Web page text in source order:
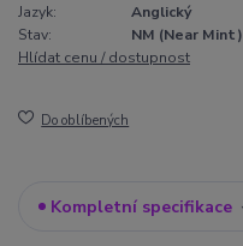
Jazyk:
Anglický
Stav:
NM (Near Mint)
Hlídat cenu / dostupnost
Do oblíbených
Kompletní specifikace